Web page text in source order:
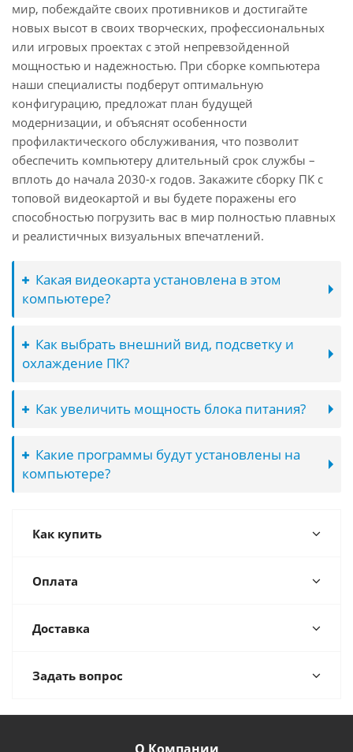
мир, побеждайте своих противников и достигайте
новых высот в своих творческих, профессиональных
или игровых проектах с этой непревзойденной
мощностью и надежностью. При сборке компьютера
наши специалисты подберут оптимальную
конфигурацию, предложат план будущей
модернизации, и объяснят особенности
профилактического обслуживания, что позволит
обеспечить компьютеру длительный срок службы –
вплоть до начала 2030-х годов. Закажите сборку ПК с
топовой видеокартой и вы будете поражены его
способностью погрузить вас в мир полностью плавных
и реалистичных визуальных впечатлений.
Какая видеокарта установлена в этом
компьютере?
Как выбрать внешний вид, подсветку и
охлаждение ПК?
Как увеличить мощность блока питания?
Какие программы будут установлены на
компьютере?
Как купить
Оплата
Доставка
Задать вопрос